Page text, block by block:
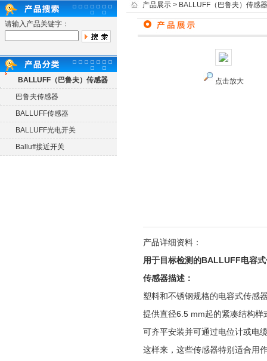
请输入产品关键字：
BALLUFF（巴鲁夫）传感器
巴鲁夫传感器
BALLUFF传感器
BALLUFF光电开关
Balluff接近开关
产品展示 > BALLUFF（巴鲁夫）传感器
点击放大
产品详细资料：
用于目标检测的BALLUFF电容
传感器描述：
塑料和不锈钢规格的电容式传感
提供直径6.5 mm起的紧凑结构
可齐平安装并可通过电位计或电
这样来，这些传感器特别适合用